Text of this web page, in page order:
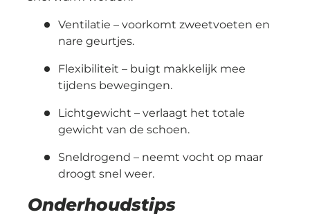
Ventilatie – voorkomt zweetvoeten en
nare geurtjes.
Flexibiliteit – buigt makkelijk mee
tijdens bewegingen.
Lichtgewicht – verlaagt het totale
gewicht van de schoen.
Sneldrogend – neemt vocht op maar
droogt snel weer.
Onderhoudstips